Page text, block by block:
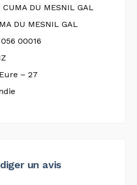
CUMA DU MESNIL GAL
DU MESNIL GAL
00016
Eure – 27
un avis